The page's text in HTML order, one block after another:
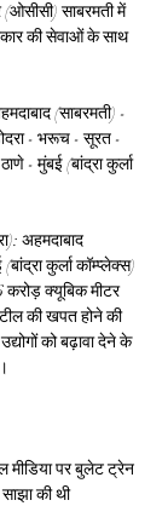
साबरमती में
की सेवाओं के साथ
(साबरमती) -
- भरूच - सूरत -
- मुंबई (बांद्रा कुर्ला
अहमदाबाद
कुर्ला कॉम्प्लेक्स)
करोड़ क्यूबिक मीटर
की खपत होने की
को बढ़ावा देने के
मीडिया पर बुलेट ट्रेन
की थी